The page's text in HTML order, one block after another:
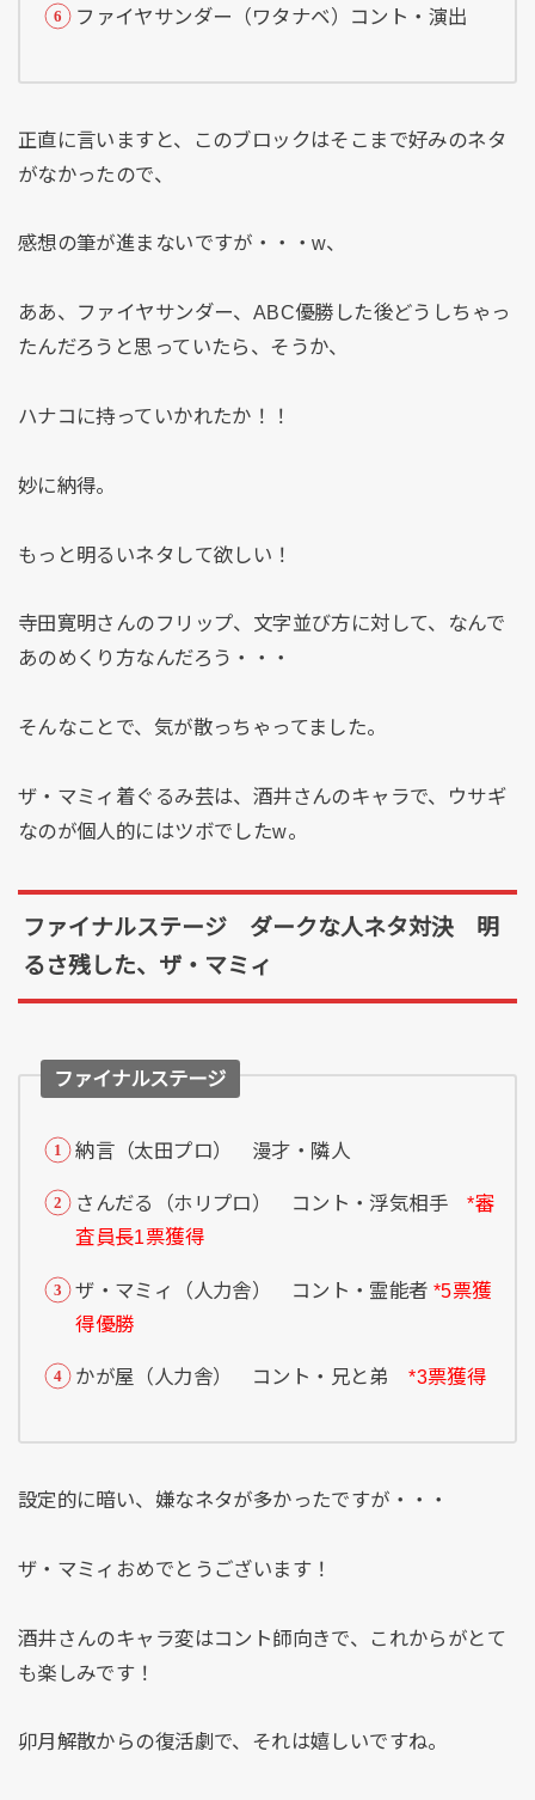
ファイヤサンダー（ワタナベ）コント・演出
正直に言いますと、このブロックはそこまで好みのネタ
がなかったので、
感想の筆が進まないですが・・・w、
ああ、ファイヤサンダー、ABC優勝した後どうしちゃっ
たんだろうと思っていたら、そうか、
ハナコに持っていかれたか！！
妙に納得。
もっと明るいネタして欲しい！
寺田寛明さんのフリップ、文字並び方に対して、なんで
あのめくり方なんだろう・・・
そんなことで、気が散っちゃってました。
ザ・マミィ着ぐるみ芸は、酒井さんのキャラで、ウサギ
なのが個人的にはツボでしたw。
ファイナルステージ ダークな人ネタ対決 明
るさ残した、ザ・マミィ
ファイナルステージ
納言（太田プロ） 漫才・隣人
さんだる（ホリプロ） コント・浮気相手*審
査員長1票獲得
ザ・マミィ（人力舎） コント・霊能者*5票獲
得優勝
かが屋（人力舎） コント・兄と弟*3票獲得
設定的に暗い、嫌なネタが多かったですが・・・
ザ・マミィおめでとうございます！
酒井さんのキャラ変はコント師向きで、これからがとて
も楽しみです！
卯月解散からの復活劇で、それは嬉しいですね。